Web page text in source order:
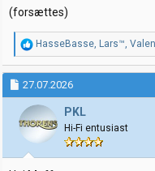
(forsættes)
R
e
a
k
s
j
o
r
HasseBasse, Lars™,
27.07.2026
PKL
Hi-Fi entusiast